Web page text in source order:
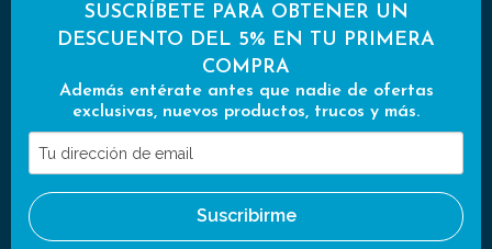
SUSCRÍBETE PARA OBTENER UN
DESCUENTO DEL 5% EN TU PRIMERA
COMPRA
Además entérate antes que nadie de ofertas
exclusivas, nuevos productos, trucos y más.
Tu
dirección
de
email
Suscribirme